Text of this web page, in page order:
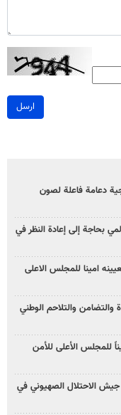
ارسل
دعامة فاعلة لصون
بحاجة إلى إعادة النظر في
امينا للمجلس الاعلى
والتلاحم الوطني
للمجلس الأعلى للأمن
الاحتلال الصهيوني في